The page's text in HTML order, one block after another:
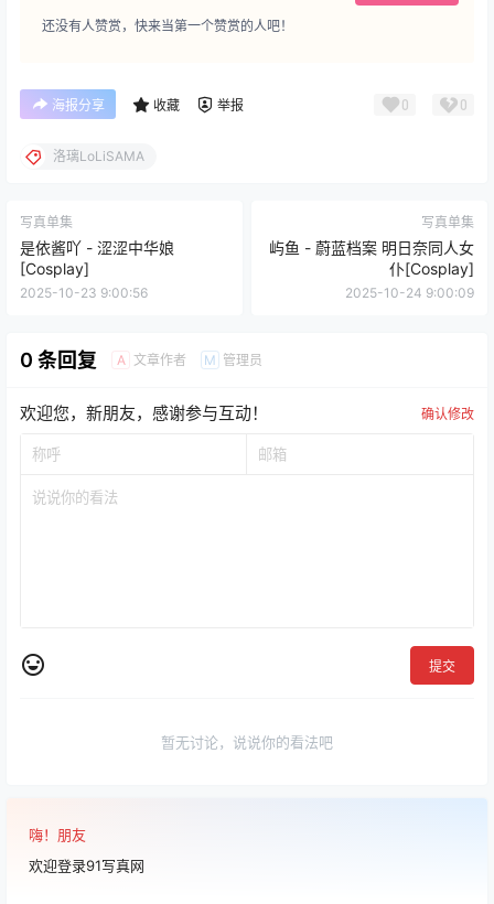
还没有人赞赏，快来当第一个赞赏的人吧！
海报分享 收藏 举报 0 0
洛璃LoLiSAMA
写真单集
是依酱吖 - 涩涩中华娘
[Cosplay]
2025-10-23 9:00:56
写真单集
屿鱼 - 蔚蓝档案 明日奈同人女
仆[Cosplay]
2025-10-24 9:00:09
0 条回复 A 文章作者 M 管理员
欢迎您，新朋友，感谢参与互动！ 确认修改
提交
暂无讨论，说说你的看法吧
嗨！朋友
欢迎登录91写真网